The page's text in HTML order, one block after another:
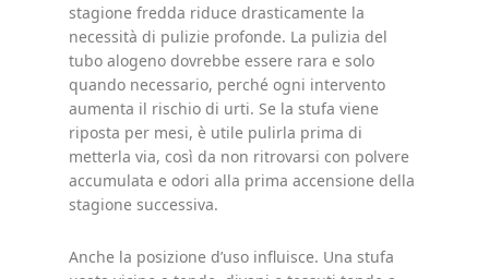
stagione fredda riduce drasticamente la
necessità di pulizie profonde. La pulizia del
tubo alogeno dovrebbe essere rara e solo
quando necessario, perché ogni intervento
aumenta il rischio di urti. Se la stufa viene
riposta per mesi, è utile pulirla prima di
metterla via, così da non ritrovarsi con polvere
accumulata e odori alla prima accensione della
stagione successiva.
Anche la posizione d’uso influisce. Una stufa